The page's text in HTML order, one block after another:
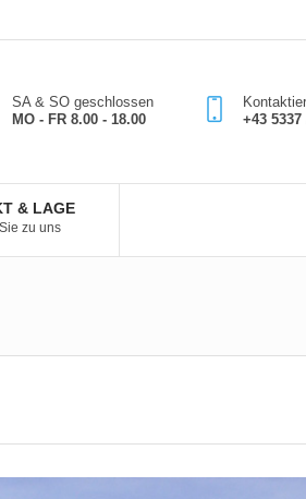
SA & SO geschlossen
MO - FR 8.00 - 18.00
+43 5337
& LAGE
zu uns